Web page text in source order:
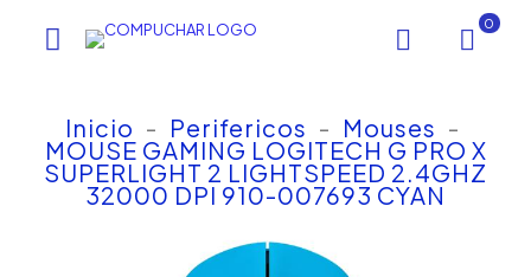
0
Inicio - Perifericos - Mouses -
MOUSE GAMING LOGITECH G PRO X
SUPERLIGHT 2 LIGHTSPEED 2.4GHZ
32000 DPI 910-007693 CYAN